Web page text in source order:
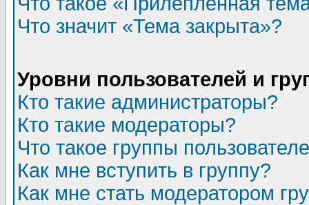
Что значит «Тема закрыта»?
Уровни пользователей и
Кто такие администраторы?
Кто такие модераторы?
Что такое группы
Как мне вступить в группу?
Как мне стать модератором